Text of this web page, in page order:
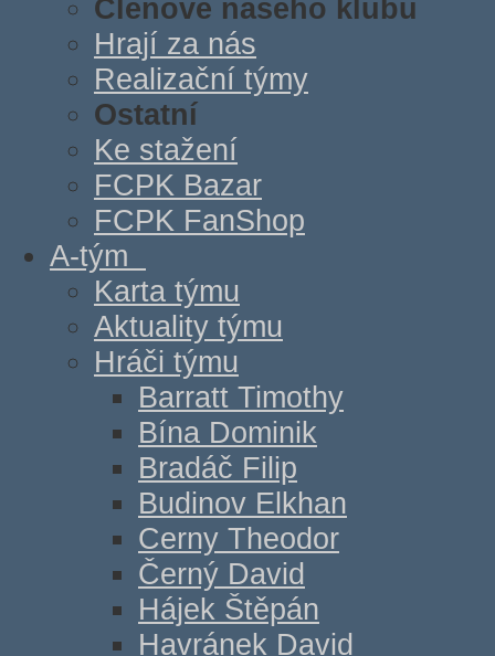
Členové našeho klubu
Hrají za nás
Realizační týmy
Ostatní
Ke stažení
FCPK Bazar
FCPK FanShop
A-tým
Karta týmu
Aktuality týmu
Hráči týmu
Barratt Timothy
Bína Dominik
Bradáč Filip
Budinov Elkhan
Cerny Theodor
Černý David
Hájek Štěpán
Havránek David